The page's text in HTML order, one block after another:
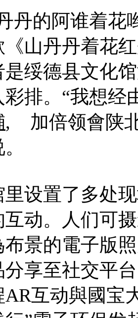
丹的阿谁着
《山丹丹着花
是绥德县文化
彩排。“我想经
, 加倍领會陕
里设置了多处
互动。人们可
布景的電子版
分享至社交平
AR互动與國宝